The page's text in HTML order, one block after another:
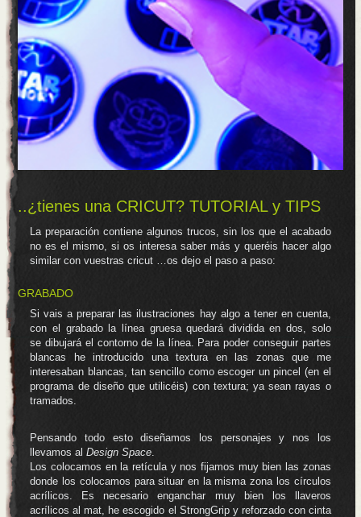
..¿tienes una CRICUT? TUTORIAL y TIPS
La preparación contiene algunos trucos, sin los que el acabado
no es el mismo, si os interesa saber más y queréis hacer algo
similar con vuestras cricut …os dejo el paso a paso:
GRABADO
Si vais a preparar las ilustraciones hay algo a tener en cuenta,
con el grabado la línea gruesa quedará dividida en dos, solo
se dibujará el contorno de la línea. Para poder conseguir partes
blancas he introducido una textura en las zonas que me
interesaban blancas, tan sencillo como escoger un pincel (en el
programa de diseño que utilicéis) con textura; ya sean rayas o
tramados.
Pensando todo esto diseñamos los personajes y nos los
llevamos alDesign Space
Los colocamos en la retícula y nos fijamos muy bien las zonas
donde los colocamos para situar en la misma zona los círculos
acrílicos. Es necesario enganchar muy bien los llaveros
acrílicos al mat, he escogido el StrongGrip y reforzado con cinta